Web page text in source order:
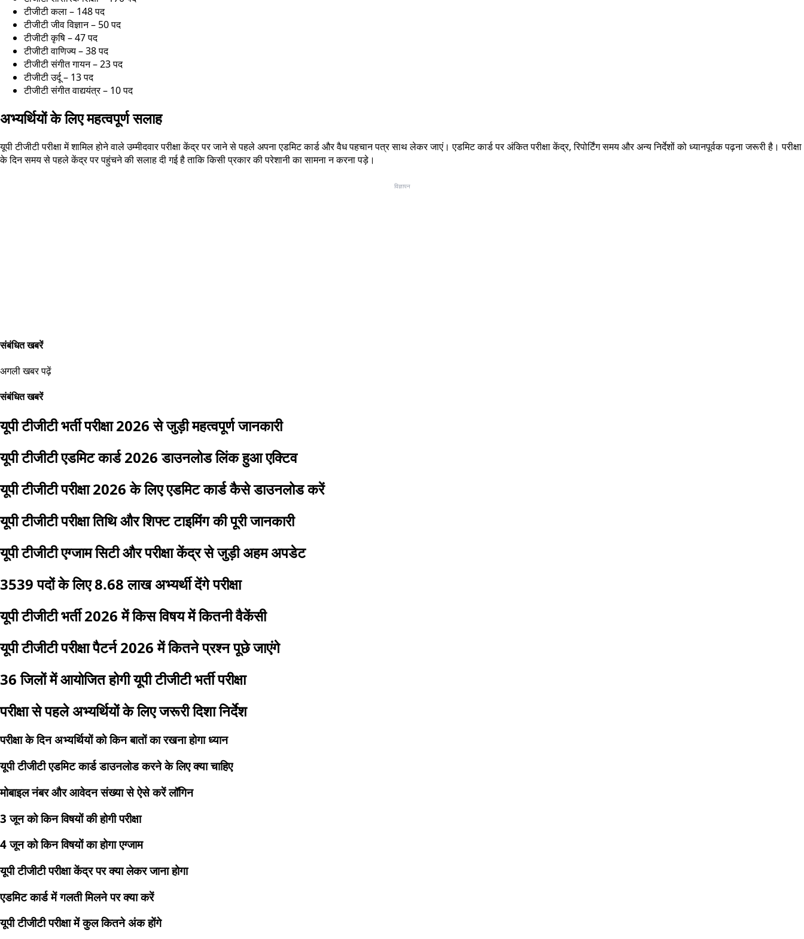
टीजीटी कला – 148 पद
टीजीटी जीव विज्ञान – 50 पद
टीजीटी कृषि – 47 पद
टीजीटी वाणिज्य – 38 पद
टीजीटी संगीत गायन – 23 पद
टीजीटी उर्दू – 13 पद
टीजीटी संगीत वाद्ययंत्र – 10 पद
अभ्यर्थियों के लिए महत्वपूर्ण सलाह
यूपी टीजीटी परीक्षा में शामिल होने वाले उम्मीदवार परीक्षा केंद्र पर जाने से पहले अपना एडमिट कार्ड और वैध पहचान पत्र साथ लेकर जाएं। एडमिट कार्ड पर अंकित परीक्षा केंद्र, रिपोर्टिंग समय और अन्य निर्देशों को ध्यानपूर्वक पढ़ना जरूरी है। परीक्षा
के दिन समय से पहले केंद्र पर पहुंचने की सलाह दी गई है ताकि किसी प्रकार की परेशानी का सामना न करना पड़े।
विज्ञापन
संबंधित खबरें
अगली खबर पढ़ें
संबंधित खबरें
यूपी टीजीटी भर्ती परीक्षा 2026 से जुड़ी महत्वपूर्ण जानकारी
यूपी टीजीटी एडमिट कार्ड 2026 डाउनलोड लिंक हुआ एक्टिव
यूपी टीजीटी परीक्षा 2026 के लिए एडमिट कार्ड कैसे डाउनलोड करें
यूपी टीजीटी परीक्षा तिथि और शिफ्ट टाइमिंग की पूरी जानकारी
यूपी टीजीटी एग्जाम सिटी और परीक्षा केंद्र से जुड़ी अहम अपडेट
3539 पदों के लिए 8.68 लाख अभ्यर्थी देंगे परीक्षा
यूपी टीजीटी भर्ती 2026 में किस विषय में कितनी वैकेंसी
यूपी टीजीटी परीक्षा पैटर्न 2026 में कितने प्रश्न पूछे जाएंगे
36 जिलों में आयोजित होगी यूपी टीजीटी भर्ती परीक्षा
परीक्षा से पहले अभ्यर्थियों के लिए जरूरी दिशा निर्देश
परीक्षा के दिन अभ्यर्थियों को किन बातों का रखना होगा ध्यान
यूपी टीजीटी एडमिट कार्ड डाउनलोड करने के लिए क्या चाहिए
मोबाइल नंबर और आवेदन संख्या से ऐसे करें लॉगिन
3 जून को किन विषयों की होगी परीक्षा
4 जून को किन विषयों का होगा एग्जाम
यूपी टीजीटी परीक्षा केंद्र पर क्या लेकर जाना होगा
एडमिट कार्ड में गलती मिलने पर क्या करें
यूपी टीजीटी परीक्षा में कुल कितने अंक होंगे